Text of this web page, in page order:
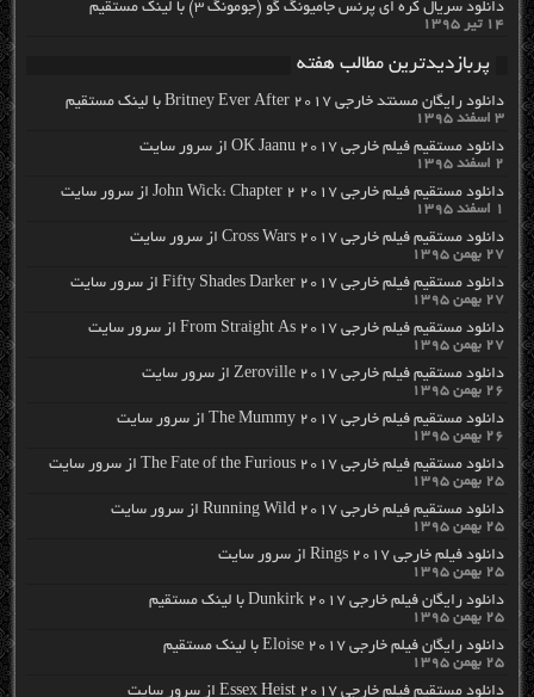
دانلود سریال کره ای پرنس جامیونگ گو (جومونگ ۳) با لینک مستقیم
۱۴ تیر ۱۳۹۵
پربازدیدترین مطالب هفته
دانلود رایگان مسنتد خارجی Britney Ever After 2017 با لینک مستقیم
۳ اسفند ۱۳۹۵
دانلود مستقیم فیلم خارجی OK Jaanu 2017 از سرور سایت
۲ اسفند ۱۳۹۵
دانلود مستقیم فیلم خارجی John Wick: Chapter 2 2017 از سرور سایت
۱ اسفند ۱۳۹۵
دانلود مستقیم فیلم خارجی Cross Wars 2017 از سرور سایت
۲۷ بهمن ۱۳۹۵
دانلود مستقیم فیلم خارجی Fifty Shades Darker 2017 از سرور سایت
۲۷ بهمن ۱۳۹۵
دانلود مستقیم فیلم خارجی From Straight As 2017 از سرور سایت
۲۷ بهمن ۱۳۹۵
دانلود مستقیم فیلم خارجی Zeroville 2017 از سرور سایت
۲۶ بهمن ۱۳۹۵
دانلود مستقیم فیلم خارجی The Mummy 2017 از سرور سایت
۲۶ بهمن ۱۳۹۵
دانلود مستقیم فیلم خارجی The Fate of the Furious 2017 از سرور سایت
۲۵ بهمن ۱۳۹۵
دانلود مستقیم فیلم خارجی Running Wild 2017 از سرور سایت
۲۵ بهمن ۱۳۹۵
دانلود فیلم خارجی Rings 2017 از سرور سایت
۲۵ بهمن ۱۳۹۵
دانلود رایگان فیلم خارجی Dunkirk 2017 با لینک مستقیم
۲۵ بهمن ۱۳۹۵
دانلود رایگان فیلم خارجی Eloise 2017 با لینک مستقیم
۲۵ بهمن ۱۳۹۵
دانلود مستقیم فیلم خارجی Essex Heist 2017 از سرور سایت